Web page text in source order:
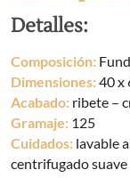
Detalles:
Composición:
Dimensiones:40 x
Acabado: ribete –
Gramaje: 125
Cuidados: lavable
centrifugado